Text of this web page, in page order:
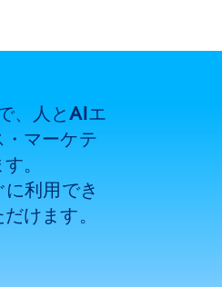
、人とAIエ
マーケテ
。
利用でき
けます。